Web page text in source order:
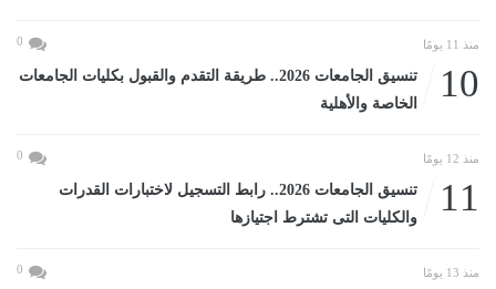
منذ 11 يومًا 0
10
تنسيق الجامعات 2026.. طريقة التقدم والقبول بكليات الجامعات
الخاصة والأهلية
منذ 12 يومًا 0
11
تنسيق الجامعات 2026.. رابط التسجيل لاختبارات القدرات
والكليات التى تشترط اجتيازها
منذ 13 يومًا 0